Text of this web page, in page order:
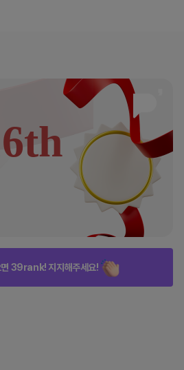
39rank! 지지해주세요!